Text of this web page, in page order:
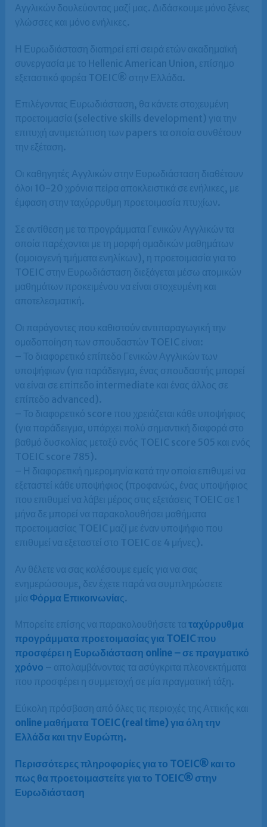
Αγγλικών δουλεύοντας μαζί μας. Διδάσκουμε μόνο ξένες
γλώσσες και μόνο ενήλικες.
Η Ευρωδιάσταση διατηρεί επί σειρά ετών ακαδημαϊκή
συνεργασία με το Hellenic American Union, επίσημο
εξεταστικό φορέα TOEIC® στην Ελλάδα.
Επιλέγοντας Ευρωδιάσταση, θα κάνετε στοχευμένη
προετοιμασία (selective skills development) για την
επιτυχή αντιμετώπιση των papers τα οποία συνθέτουν
την εξέταση.
Οι καθηγητές Αγγλικών στην Ευρωδιάσταση διαθέτουν
όλοι 10-20 χρόνια πείρα αποκλειστικά σε ενήλικες, με
έμφαση στην ταχύρρυθμη προετοιμασία πτυχίων.
Σε αντίθεση με τα προγράμματα Γενικών Αγγλικών τα
οποία παρέχονται με τη μορφή ομαδικών μαθημάτων
(ομοιογενή τμήματα ενηλίκων), η προετοιμασία για το
TOEIC στην Ευρωδιάσταση διεξάγεται μέσω ατομικών
μαθημάτων προκειμένου να είναι στοχευμένη και
αποτελεσματική.
Οι παράγοντες που καθιστούν αντιπαραγωγική την
ομαδοποίηση των σπουδαστών TOEIC είναι:
– Το διαφορετικό επίπεδο Γενικών Αγγλικών των
υποψήφιων (για παράδειγμα, ένας σπουδαστής μπορεί
να είναι σε επίπεδο intermediate και ένας άλλος σε
επίπεδο advanced).
– Το διαφορετικό score που χρειάζεται κάθε υποψήφιος
(για παράδειγμα, υπάρχει πολύ σημαντική διαφορά στο
βαθμό δυσκολίας μεταξύ ενός TOEIC score 505 και ενός
TOEIC score 785).
– Η διαφορετική ημερομηνία κατά την οποία επιθυμεί να
εξεταστεί κάθε υποψήφιος (προφανώς, ένας υποψήφιος
που επιθυμεί να λάβει μέρος στις εξετάσεις TOEIC σε 1
μήνα δε μπορεί να παρακολουθήσει μαθήματα
προετοιμασίας TOEIC μαζί με έναν υποψήφιο που
επιθυμεί να εξεταστεί στο TOEIC σε 4 μήνες).
Αν θέλετε να σας καλέσουμε εμείς για να σας
ενημερώσουμε, δεν έχετε παρά να συμπληρώσετε
μία Φόρμα Επικοινωνίας.
Μπορείτε επίσης να παρακολουθήσετε τα ταχύρρυθμα
προγράμματα προετοιμασίας για TOEIC που
προσφέρει η Ευρωδιάσταση online – σε πραγματικό
χρόνο – απολαμβάνοντας τα ασύγκριτα πλεονεκτήματα
που προσφέρει η συμμετοχή σε μία πραγματική τάξη.
Εύκολη πρόσβαση από όλες τις περιοχές της Αττικής και
online μαθήματα TOEIC (real time) για όλη την
Ελλάδα και την Ευρώπη.
Περισσότερες πληροφορίες για το TOEIC® και το
πως θα προετοιμαστείτε για το TOEIC® στην
Ευρωδιάσταση